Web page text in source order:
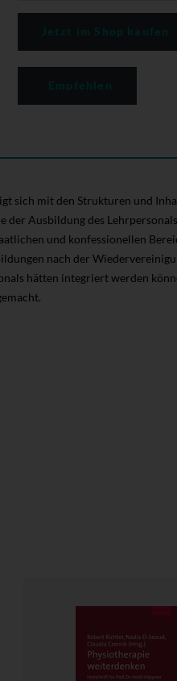
sich mit den Strukturen und
der Ausbildung des
und konfessionellen
nach der
hätten integriert werden